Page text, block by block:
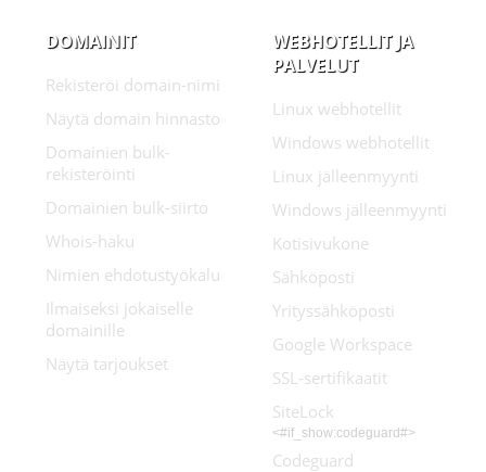
DOMAINIT
Rekisteröi domain-nimi
Näytä domain hinnasto
Domainien bulk-
rekisteröinti
Domainien bulk-siirto
Whois-haku
Nimien ehdotustyökalu
Ilmaiseksi jokaiselle
domainille
Näytä tarjoukset
WEBHOTELLIT JA
PALVELUT
Linux webhotellit
Windows webhotellit
Linux jälleenmyynti
Windows jälleenmyynti
Kotisivukone
Sähköposti
Yrityssähköposti
Google Workspace
SSL-sertifikaatit
SiteLock
<#if_show:codeguard#>
Codeguard